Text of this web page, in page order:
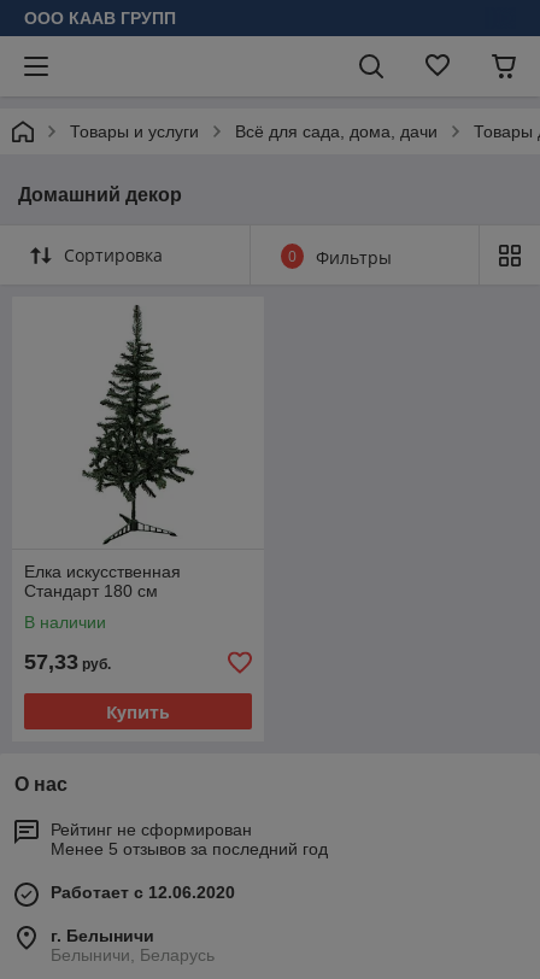
ООО КААВ ГРУПП
Товары и услуги Всё для сада, дома, дачи Товары
Домашний декор
Сортировка 0 Фильтры
Елка искусственная
Стандарт 180 см
В наличии
57,33 руб.
Купить
О нас
Рейтинг не сформирован
Менее 5 отзывов за последний год
Работает с 12.06.2020
г. Белыничи
Белыничи, Беларусь